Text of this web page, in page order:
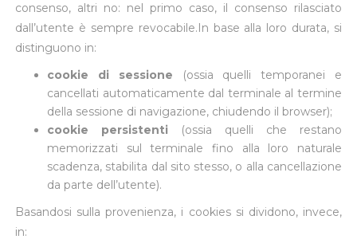
consenso, altri no: nel primo caso, il consenso rilasciato
dall’utente è sempre revocabile.In base alla loro durata, si
distinguono in:
cookie di sessione (ossia quelli temporanei e
cancellati automaticamente dal terminale al termine
della sessione di navigazione, chiudendo il browser);
cookie persistenti (ossia quelli che restano
memorizzati sul terminale fino alla loro naturale
scadenza, stabilita dal sito stesso, o alla cancellazione
da parte dell’utente).
Basandosi sulla provenienza, i cookies si dividono, invece,
in: